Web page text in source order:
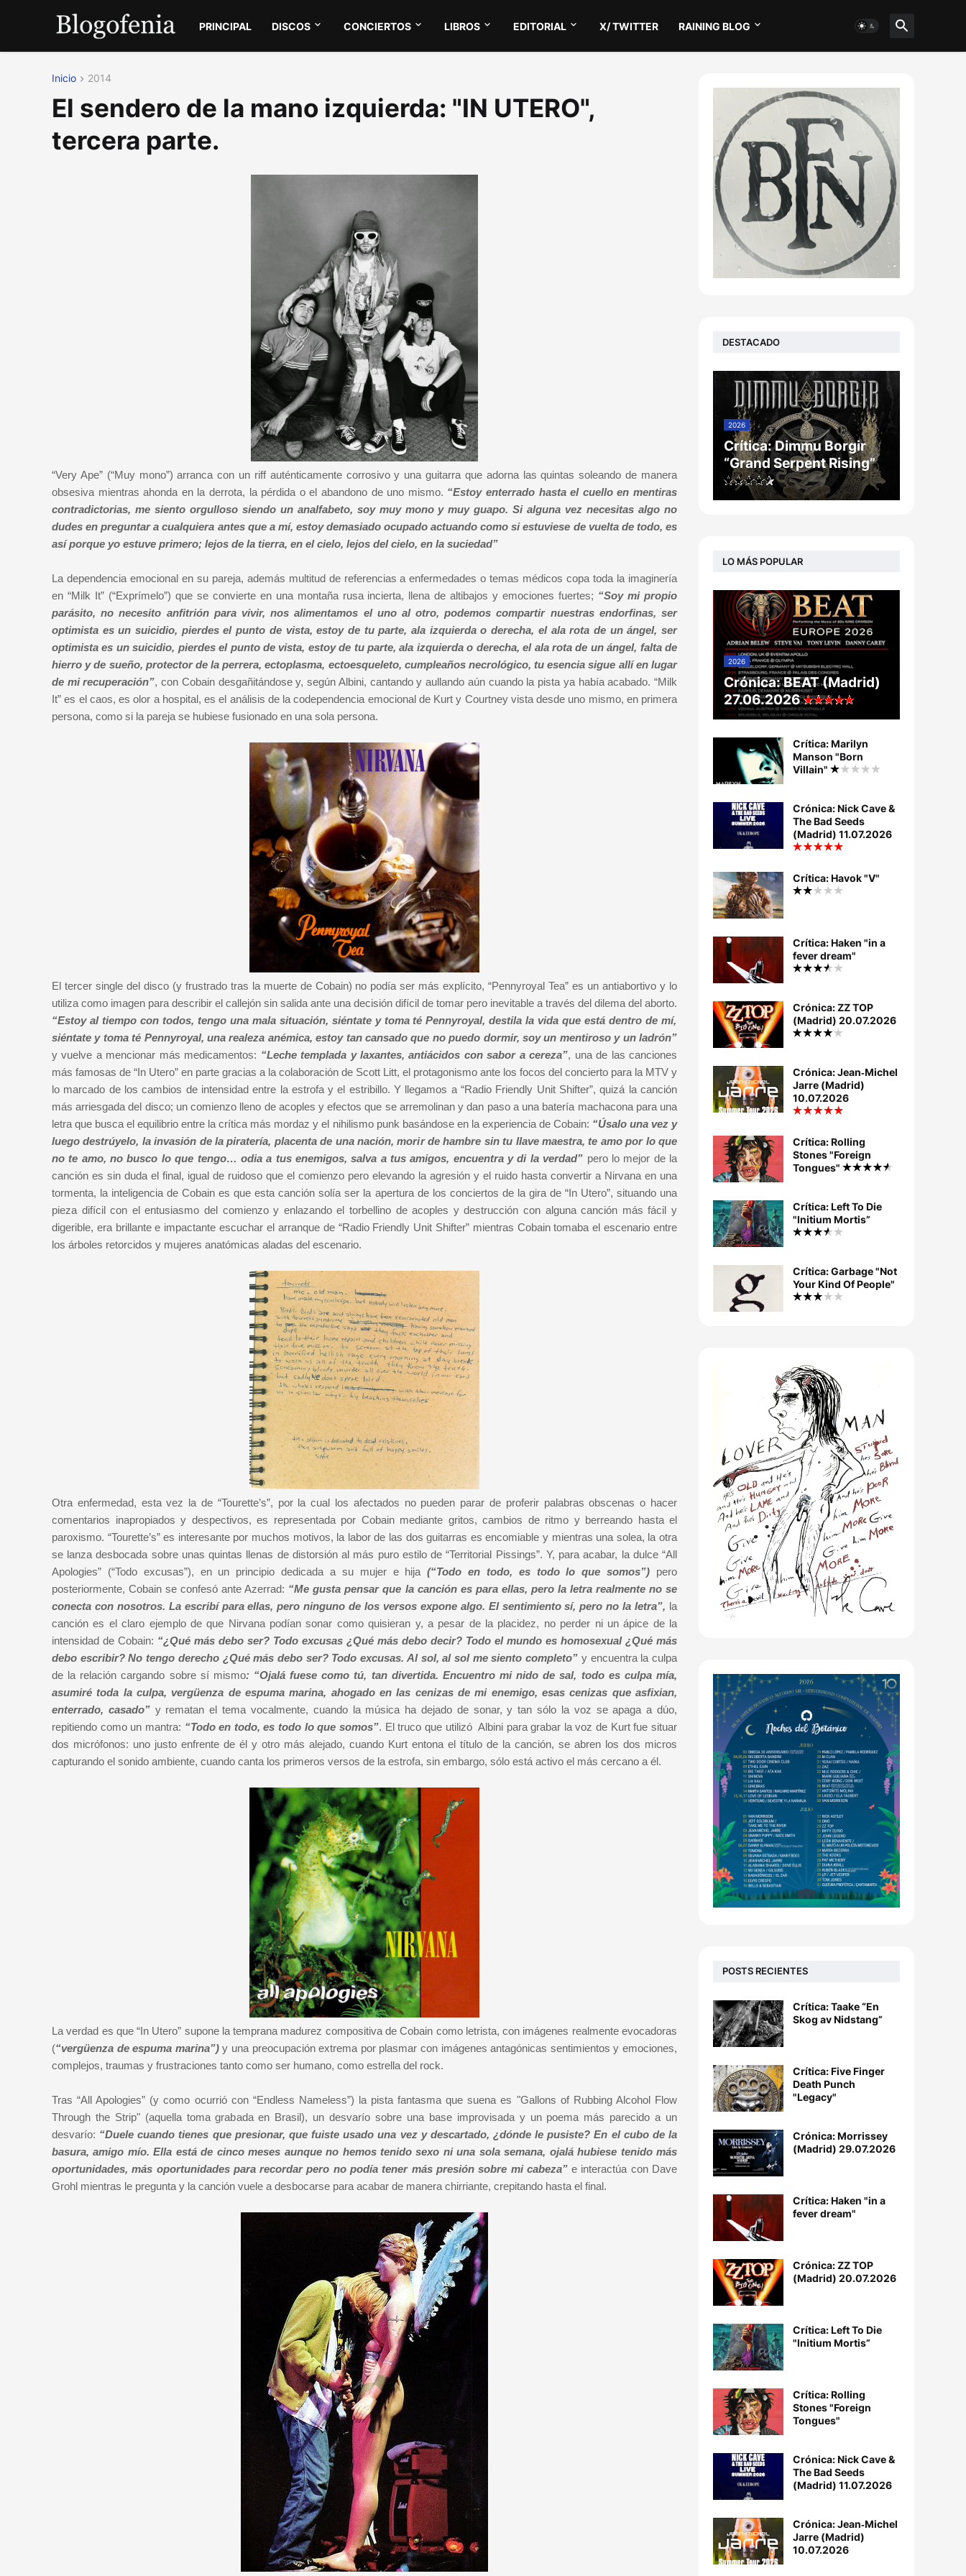
PRINCIPAL DISCOS CONCIERTOS LIBROS EDITORIAL X/ TWITTER RAINING BLOG
Inicio 2014
El sendero de la mano izquierda: "IN UTERO",
tercera parte.
“Very Ape” (“Muy mono”) arranca con un riff auténticamente corrosivo y una guitarra que adorna las quintas soleando de manera
obsesiva mientras ahonda en la derrota, la pérdida o el abandono de uno mismo. “Estoy enterrado hasta el cuello en mentiras
contradictorias, me siento orgulloso siendo un analfabeto, soy muy mono y muy guapo. Si alguna vez necesitas algo no
dudes en preguntar a cualquiera antes que a mí, estoy demasiado ocupado actuando como si estuviese de vuelta de todo, es
así porque yo estuve primero; lejos de la tierra, en el cielo, lejos del cielo, en la suciedad”
La dependencia emocional en su pareja, además multitud de referencias a enfermedades o temas médicos copa toda la imaginería
en “Milk It” (“Exprímelo”) que se convierte en una montaña rusa incierta, llena de altibajos y emociones fuertes; “Soy mi propio
parásito, no necesito anfitrión para vivir, nos alimentamos el uno al otro, podemos compartir nuestras endorfinas, ser
optimista es un suicidio, pierdes el punto de vista, estoy de tu parte, ala izquierda o derecha, el ala rota de un ángel, ser
optimista es un suicidio, pierdes el punto de vista, estoy de tu parte, ala izquierda o derecha, el ala rota de un ángel, falta de
hierro y de sueño, protector de la perrera, ectoplasma, ectoesqueleto, cumpleaños necrológico, tu esencia sigue allí en lugar
de mi recuperación”, con Cobain desgañitándose y, según Albini, cantando y aullando aún cuando la pista ya había acabado. “Milk
It” es el caos, es olor a hospital, es el análisis de la codependencia emocional de Kurt y Courtney vista desde uno mismo, en primera
persona, como si la pareja se hubiese fusionado en una sola persona.
El tercer single del disco (y frustrado tras la muerte de Cobain) no podía ser más explícito, “Pennyroyal Tea” es un antiabortivo y lo
utiliza como imagen para describir el callejón sin salida ante una decisión difícil de tomar pero inevitable a través del dilema del aborto.
“Estoy al tiempo con todos, tengo una mala situación, siéntate y toma té Pennyroyal, destila la vida que está dentro de mí,
siéntate y toma té Pennyroyal, una realeza anémica, estoy tan cansado que no puedo dormir, soy un mentiroso y un ladrón”
y vuelve a mencionar más medicamentos: “Leche templada y laxantes, antiácidos con sabor a cereza”, una de las canciones
más famosas de “In Utero” en parte gracias a la colaboración de Scott Litt, el protagonismo ante los focos del concierto para la MTV y
lo marcado de los cambios de intensidad entre la estrofa y el estribillo. Y llegamos a “Radio Friendly Unit Shifter”, quizá la canción
más arriesgada del disco; un comienzo lleno de acoples y efectos que se arremolinan y dan paso a una batería machacona para una
letra que busca el equilibrio entre la crítica más mordaz y el nihilismo punk basándose en la experiencia de Cobain: “Úsalo una vez y
luego destrúyelo, la invasión de la piratería, placenta de una nación, morir de hambre sin tu llave maestra, te amo por lo que
no te amo, no busco lo que tengo… odia a tus enemigos, salva a tus amigos, encuentra y di la verdad” pero lo mejor de la
canción es sin duda el final, igual de ruidoso que el comienzo pero elevando la agresión y el ruido hasta convertir a Nirvana en una
tormenta, la inteligencia de Cobain es que esta canción solía ser la apertura de los conciertos de la gira de “In Utero”, situando una
pieza difícil con el entusiasmo del comienzo y enlazando el torbellino de acoples y destrucción con alguna canción más fácil y
digerible, era brillante e impactante escuchar el arranque de “Radio Friendly Unit Shifter” mientras Cobain tomaba el escenario entre
los árboles retorcidos y mujeres anatómicas aladas del escenario.
Otra enfermedad, esta vez la de “Tourette’s”, por la cual los afectados no pueden parar de proferir palabras obscenas o hacer
comentarios inapropiados y despectivos, es representada por Cobain mediante gritos, cambios de ritmo y berreando hasta el
paroxismo. “Tourette’s” es interesante por muchos motivos, la labor de las dos guitarras es encomiable y mientras una solea, la otra
se lanza desbocada sobre unas quintas llenas de distorsión al más puro estilo de “Territorial Pissings”. Y, para acabar, la dulce “All
Apologies” (“Todo excusas”), en un principio dedicada a su mujer e hija(“Todo en todo, es todo lo que somos”) pero
posteriormente, Cobain se confesó ante Azerrad: “Me gusta pensar que la canción es para ellas, pero la letra realmente no se
conecta con nosotros. La escribí para ellas, pero ninguno de los versos expone algo. El sentimiento sí, pero no la letra”, la
canción es el claro ejemplo de que Nirvana podían sonar como quisieran y, a pesar de la placidez, no perder ni un ápice de la
intensidad de Cobain: “¿Qué más debo ser? Todo excusas ¿Qué más debo decir? Todo el mundo es homosexual ¿Qué más
debo escribir? No tengo derecho ¿Qué más debo ser? Todo excusas. Al sol, al sol me siento completo” y encuentra la culpa
de la relación cargando sobre sí mismo: “Ojalá fuese como tú, tan divertida. Encuentro mi nido de sal, todo es culpa mía,
asumiré toda la culpa, vergüenza de espuma marina, ahogado en las cenizas de mi enemigo, esas cenizas que asfixian,
enterrado, casado”y rematan el tema vocalmente, cuando la música ha dejado de sonar, y tan sólo la voz se apaga a dúo,
repitiendo como un mantra: “Todo en todo, es todo lo que somos”. El truco que utilizó Albini para grabar la voz de Kurt fue situar
dos micrófonos: uno justo enfrente de él y otro más alejado, cuando Kurt entona el título de la canción, se abren los dos micros
capturando el sonido ambiente, cuando canta los primeros versos de la estrofa, sin embargo, sólo está activo el más cercano a él.
La verdad es que “In Utero” supone la temprana madurez compositiva de Cobain como letrista, con imágenes realmente evocadoras
(“vergüenza de espuma marina”)y una preocupación extrema por plasmar con imágenes antagónicas sentimientos y emociones,
complejos, traumas y frustraciones tanto como ser humano, como estrella del rock.
Tras “All Apologies” (y como ocurrió con “Endless Nameless”) la pista fantasma que suena es "Gallons of Rubbing Alcohol Flow
Through the Strip" (aquella toma grabada en Brasil), un desvarío sobre una base improvisada y un poema más parecido a un
desvarío: “Duele cuando tienes que presionar, que fuiste usado una vez y descartado, ¿dónde le pusiste? En el cubo de la
basura, amigo mío. Ella está de cinco meses aunque no hemos tenido sexo ni una sola semana, ojalá hubiese tenido más
oportunidades, más oportunidades para recordar pero no podía tener más presión sobre mi cabeza”e interactúa con Dave
Grohl mientras le pregunta y la canción vuele a desbocarse para acabar de manera chirriante, crepitando hasta el final.
DESTACADO
2026
Crítica: Dimmu Borgir
“Grand Serpent Rising”
LO MÁS POPULAR
2026
Crónica: BEAT (Madrid)
27.06.2026
Crítica: Marilyn
Manson "Born
Villain"
Crónica: Nick Cave &
The Bad Seeds
(Madrid) 11.07.2026
Crítica: Havok "V"
Crítica: Haken "in a
fever dream"
Crónica: ZZ TOP
(Madrid) 20.07.2026
Crónica: Jean‐Michel
Jarre (Madrid)
10.07.2026
Crítica: Rolling
Stones "Foreign
Tongues"
Crítica: Left To Die
"Initium Mortis”
Crítica: Garbage "Not
Your Kind Of People"
POSTS RECIENTES
Crítica: Taake “En
Skog av Nidstang”
Crítica: Five Finger
Death Punch
"Legacy"
Crónica: Morrissey
(Madrid) 29.07.2026
Crítica: Haken "in a
fever dream"
Crónica: ZZ TOP
(Madrid) 20.07.2026
Crítica: Left To Die
"Initium Mortis”
Crítica: Rolling
Stones "Foreign
Tongues"
Crónica: Nick Cave &
The Bad Seeds
(Madrid) 11.07.2026
Crónica: Jean‐Michel
Jarre (Madrid)
10.07.2026